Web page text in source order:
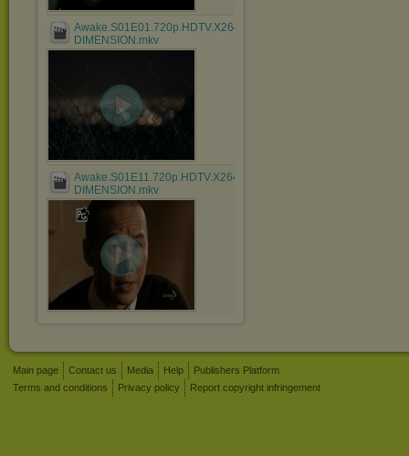
Awake.S01E01.720p.HDTV.X264-
DIMENSION.mkv
Awake.S01E11.720p.HDTV.X264-
DIMENSION.mkv
Main page Contact us Media Help
Publishers Platform
Terms and conditions
Privacy policy Report copyright infringement